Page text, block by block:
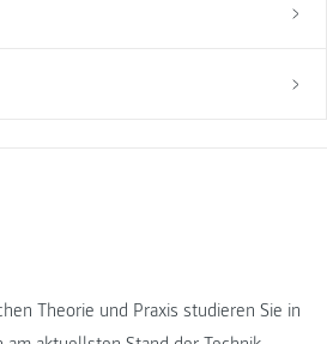
Theorie und Praxis studieren Sie in